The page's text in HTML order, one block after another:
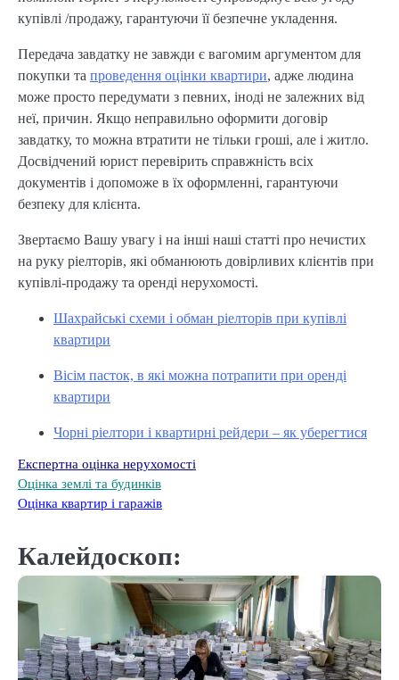
купівлі /продажу, гарантуючи її безпечне укладення.
Передача завдатку не завжди є вагомим аргументом для
покупки та проведення оцінки квартири, адже людина
може просто передумати з певних, іноді не залежних від
неї, причин. Якщо неправильно оформити договір
завдатку, то можна втратити не тільки гроші, але і житло.
Досвідчений юрист перевірить справжність всіх
документів і допоможе в їх оформленні, гарантуючи
безпеку для клієнта.
Звертаємо Вашу увагу і на інші наші статті про нечистих
на руку ріелторів, які обманюють довірливих клієнтів при
купівлі-продажу та оренді нерухомості.
Шахрайські схеми і обман ріелторів при купівлі
квартири
Вісім пасток, в які можна потрапити при оренді
квартири
Чорні ріелтори і квартирні рейдери – як уберегтися
Експертна оцінка нерухомості
Оцінка землі та будинків
Оцінка квартир і гаражів
Калейдоскоп: